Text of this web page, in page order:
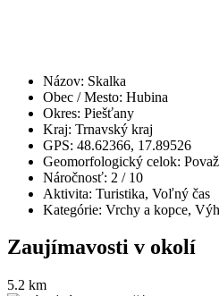
Názov: Skalka
Obec / Mesto: Hubina
Okres: Piešťany
Kraj: Trnavský kraj
GPS: 48.62366, 17.89526
Geomorfologický celok:
Náročnosť: 2 / 10
Aktivita: Turistika, Voľný čas
Kategórie: Vrchy a kopce,
Zaujímavosti v okolí
5.2 km